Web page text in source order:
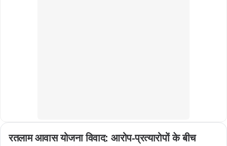
रतलाम आवास योजना विवाद: आरोप-प्रत्यारोपों के बीच